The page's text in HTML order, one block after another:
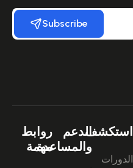
Subscribe
استكشف
الدورات
الدعم
والمساعدة
روابط
مهمة